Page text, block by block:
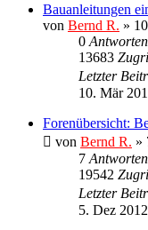
Bauanleitungen
von Bernd R. »
0 Antworten
13683
Letzter
10. Mär
Forenübersicht:
von Bernd R. »
7 Antworten
19542
Letzter
5. Dez